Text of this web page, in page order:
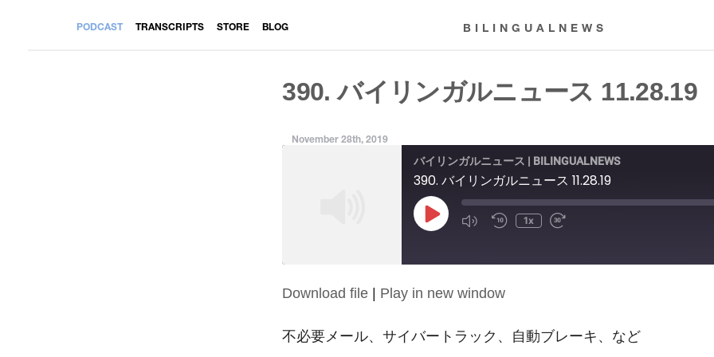
PODCAST TRANSCRIPTS STORE BLOG BILINGUALNEWS
390. バイリンガルニュース 11.28.19
November 28th, 2019
バイリンガルニュース | BILINGUALNEWS
390. バイリンガルニュース 11.28.19
Play
Episode
1x
SHARE
LINK
Download file | Play in new window
不必要メール、サイバートラック、自動ブレーキ、など